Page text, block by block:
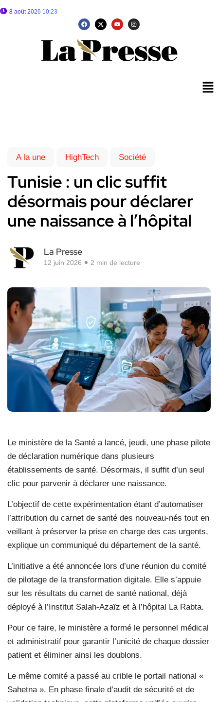
8 août 2026 10:23
A la une HighTech Société
Tunisie : un clic suffit
désormais pour déclarer
une naissance à l’hôpital
La Presse
12 juin 2026 2 min de lecture
Le ministère de la Santé a lancé, jeudi, une phase pilote
de déclaration numérique dans plusieurs
établissements de santé. Désormais, il suffit d’un seul
clic pour parvenir à déclarer une naissance.
L’objectif de cette expérimentation étant d’automatiser
l’attribution du carnet de santé des nouveau-nés tout en
veillant à préserver la prise en charge des cas urgents,
explique un communiqué du département de la santé.
L’initiative a été annoncée lors d’une réunion du comité
de pilotage de la transformation digitale. Elle s’appuie
sur les résultats du carnet de santé national, déjà
déployé à l’Institut Salah-Azaïz et à l’hôpital La Rabta.
Pour ce faire, le ministère a formé le personnel médical
et administratif pour garantir l’unicité de chaque dossier
patient et éliminer ainsi les doublons.
Le même comité a passé au crible le portail national «
Sahetna ». En phase finale d’audit de sécurité et de